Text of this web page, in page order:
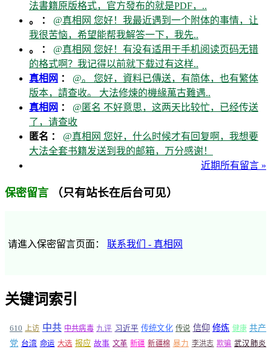
法書籍原版格式，官方發布的就是PDF，..
。 ： @真相网 您好！我最近遇到一个附体的事情，让
我很苦恼，希望能帮我解答一下，我先..
。 ： @真相网 您好！有没有适用于手机阅读页码无错
的格式啊？我记得以前就下载过有这样..
真相网 ： @。 您好，資料已傳送，有简体，也有繁体
版本，請查收。 大法修煉的機緣萬古難遇..
真相网 ： @匿名 不好意思，这两天比较忙，已经传送
了，请查收
匿名 ： @真相网 您好，什么时候才有回复啊，我想要
大法全套书籍发送到我的邮箱，万分感谢！
近期所有留言 »
保密留言 （只有站长在后台可见）
请進入保密留言页面： 联系我们 - 真相网
关键词索引
610 上访 中共 中共病毒 九评 习近平 传统文化 传说 信仰 修炼 健康 共产
党 台湾 命运 大选 报应 故事 文革 新疆 新疆棉 暴力 李洪志 欺骗 武汉肺炎